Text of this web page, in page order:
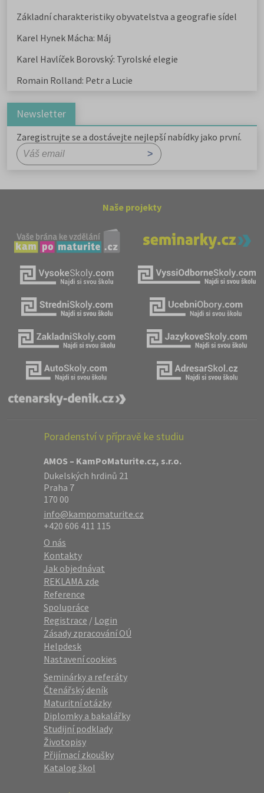
Základní charakteristiky obyvatelstva a geografie sídel
Karel Hynek Mácha: Máj
Karel Havlíček Borovský: Tyrolské elegie
Romain Rolland: Petr a Lucie
Newsletter
Zaregistrujte se a dostávejte nejlepší nabídky jako první.
Naše projekty
Poradenství v přípravě ke studiu
AMOS – KamPoMaturite.cz, s.r.o.
Dukelských hrdinů 21
Praha 7
170 00
info@kampomaturite.cz
+420 606 411 115
O nás
Kontakty
Jak objednávat
REKLAMA zde
Reference
Spolupráce
Registrace / Login
Zásady zpracování OÚ
Helpdesk
Nastavení cookies
Seminárky a referáty
Čtenářský deník
Maturitní otázky
Diplomky a bakalářky
Studijní podklady
Životopisy
Přijímací zkoušky
Katalog škol